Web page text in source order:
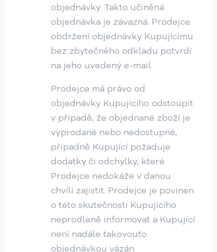
objednávky. Takto učiněná
objednávka je závazná. Prodejce
obdržení objednávky Kupujícímu
bez zbytečného odkladu potvrdí
na jeho uvedený e-mail.
Prodejce má právo od
objednávky Kupujícího odstoupit
v případě, že objednané zboží je
vyprodané nebo nedostupné,
případně Kupující požaduje
dodatky či odchylky, které
Prodejce nedokáže v danou
chvíli zajistit. Prodejce je povinen
o této skutečnosti Kupujícího
neprodleně informovat a Kupující
není nadále takovouto
objednávkou vázán.